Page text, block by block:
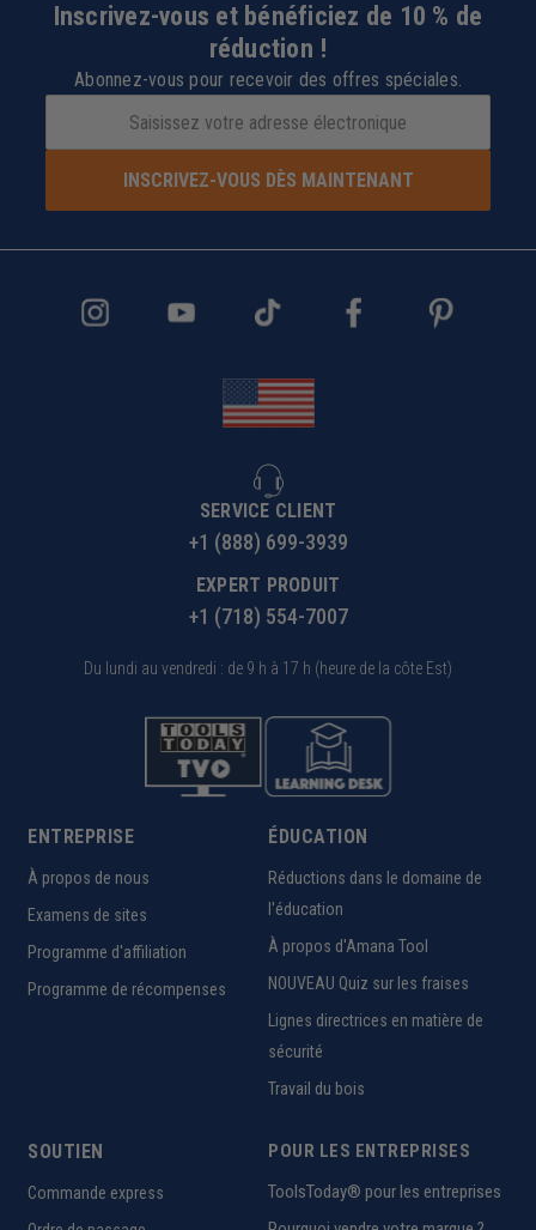
Inscrivez-vous et bénéficiez de 10 % de
réduction !
Abonnez-vous pour recevoir des offres spéciales.
INSCRIVEZ-VOUS DÈS MAINTENANT
SERVICE CLIENT
+1 (888) 699-3939
EXPERT PRODUIT
+1 (718) 554-7007
Du lundi au vendredi : de 9 h à 17 h (heure de la côte Est)
ENTREPRISE
À propos de nous
Examens de sites
Programme d'affiliation
Programme de récompenses
ÉDUCATION
Réductions dans le domaine de
l'éducation
À propos d'Amana Tool
NOUVEAU Quiz sur les fraises
Lignes directrices en matière de
sécurité
Travail du bois
SOUTIEN
Commande express
POUR LES ENTREPRISES
ToolsToday® pour les entreprises